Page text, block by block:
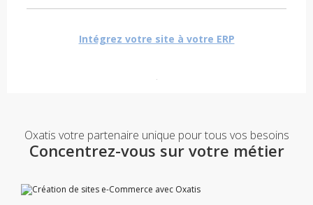
Intégrez votre site à votre ERP
Oxatis votre partenaire unique pour tous vos besoins
Concentrez-vous sur votre métier